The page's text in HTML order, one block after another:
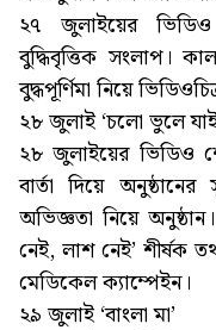
২৭ জুলাইয়ের ভিডিও
বুদ্ধিবৃত্তিক সংলাপ।
বুদ্ধপূর্ণিমা নিয়ে
২৮ জুলাই ‘চলো ভুলে
২৮ জুলাইয়ের ভিডিও
বার্তা দিয়ে
অভিজ্ঞতা নিয়ে
নেই, লাশ নেই’ শীর্ষক
মেডিকেল ক্যাম্পেইন।
২৯ জুলাই ‘বাংলা মা’